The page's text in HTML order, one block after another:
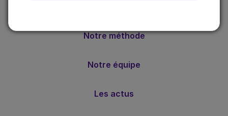
Notre méthode
Notre équipe
Les actus